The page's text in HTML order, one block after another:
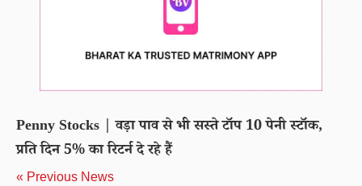
Penny Stocks | वड़ा पाव से भी सस्ते टॉप 10 पेनी स्टॉक,
प्रति दिन 5% का रिटर्न दे रहे हैं
« Previous News